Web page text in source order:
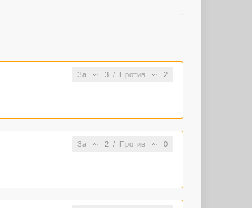
За 3/ Против 2
За 2/ Против 0